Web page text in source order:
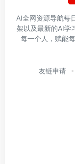
AI全网资源导航每
架以及最新的AI学
每一个人，赋能
友链申请